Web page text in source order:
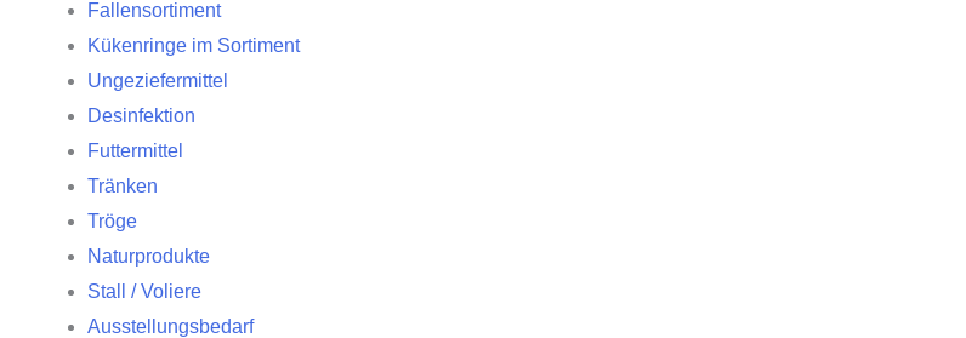
Fallensortiment
Kükenringe im Sortiment
Ungeziefermittel
Desinfektion
Futtermittel
Tränken
Tröge
Naturprodukte
Stall / Voliere
Ausstellungsbedarf